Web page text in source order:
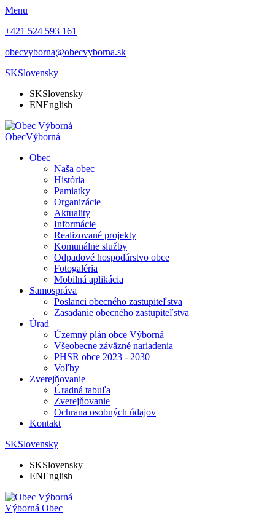
Menu
+421 524 593 161
obecvyborna@obecvyborna.sk
SKSlovensky
SKSlovensky
ENEnglish
ObecVýborná
Obec
Naša obec
História
Pamiatky
Organizácie
Aktuality
Informácie
Realizované projekty
Komunálne služby
Odpadové hospodárstvo obce
Fotogaléria
Mobilná aplikácia
Samospráva
Poslanci obecného zastupiteľstva
Zasadanie obecného zastupiteľstva
Úrad
Územný plán obce Výborná
Všeobecne záväzné nariadenia
PHSR obce 2023 - 2030
Voľby
Zverejňovanie
Úradná tabuľa
Zverejňovanie
Ochrana osobných údajov
Kontakt
SKSlovensky
SKSlovensky
ENEnglish
Výborná Obec